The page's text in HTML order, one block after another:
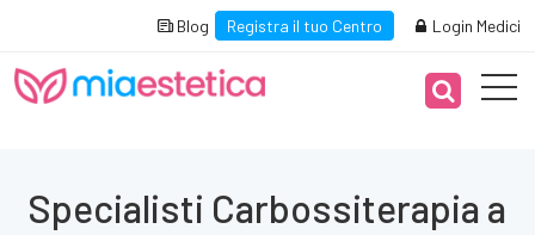
Blog Registra il tuo Centro Login Medici
Specialisti Carbossiterapia a